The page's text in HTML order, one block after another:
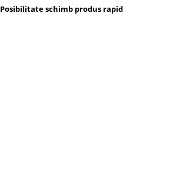
Posibilitate schimb produs rapid